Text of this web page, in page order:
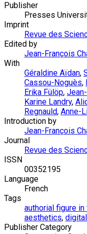
Publisher
Presses
Imprint
Revue des
Edited by
Jean-François
With
Géraldine Aïdan,
Cassou-Noguès,
Erika Fülöp,
Karine Landry,
Regnauld, Anne-
Introduction by
Jean-François
Journal
Revue des
ISSN
00352195
Language
French
Tags
authorial figure
aesthetics,
Publisher Category